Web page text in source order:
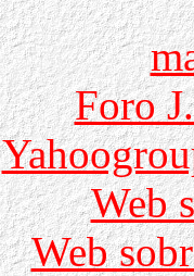
Foro
Web
Web